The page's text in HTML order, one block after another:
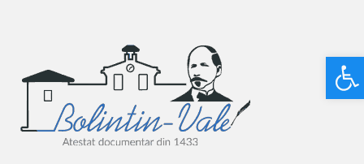
Deschide bara de unelte